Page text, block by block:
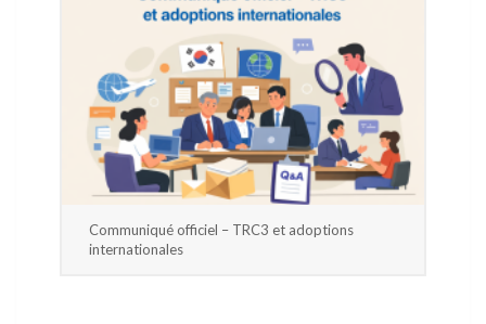
Communiqué officiel – TRC3 et adoptions
internationales